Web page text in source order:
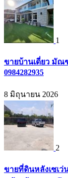
1
ขายบ้านเดี่ยว มัณ
0984282935
8 มิถุนายน 2026
2
ขายที่ดินหลังเซเว่